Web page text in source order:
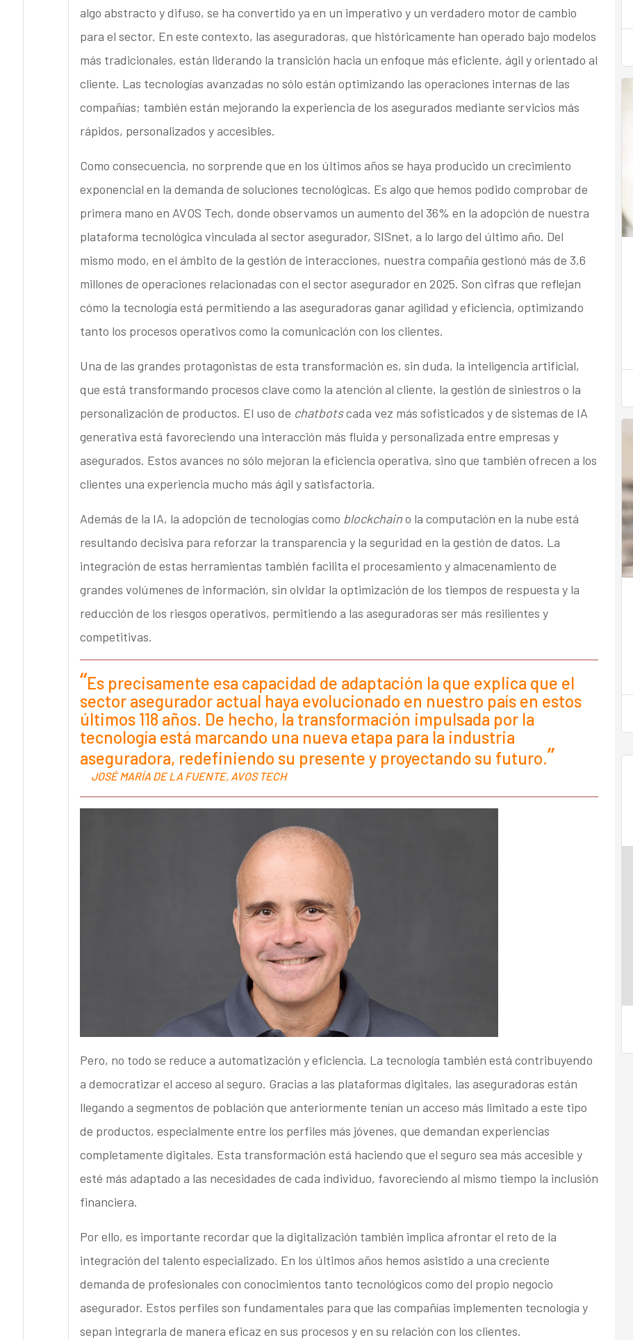
algo abstracto y difuso, se ha convertido ya en un imperativo y un verdadero motor de cambio
para el sector. En este contexto, las aseguradoras, que históricamente han operado bajo modelos
más tradicionales, están liderando la transición hacia un enfoque más eficiente, ágil y orientado al
cliente. Las tecnologías avanzadas no sólo están optimizando las operaciones internas de las
compañías; también están mejorando la experiencia de los asegurados mediante servicios más
rápidos, personalizados y accesibles.
Como consecuencia, no sorprende que en los últimos años se haya producido un crecimiento
exponencial en la demanda de soluciones tecnológicas. Es algo que hemos podido comprobar de
primera mano en AVOS Tech, donde observamos un aumento del 36% en la adopción de nuestra
plataforma tecnológica vinculada al sector asegurador, SISnet, a lo largo del último año. Del
mismo modo, en el ámbito de la gestión de interacciones, nuestra compañía gestionó más de 3,6
millones de operaciones relacionadas con el sector asegurador en 2025. Son cifras que reflejan
cómo la tecnología está permitiendo a las aseguradoras ganar agilidad y eficiencia, optimizando
tanto los procesos operativos como la comunicación con los clientes.
Una de las grandes protagonistas de esta transformación es, sin duda, la inteligencia artificial,
que está transformando procesos clave como la atención al cliente, la gestión de siniestros o la
personalización de productos. El uso de chatbotscada vez más sofisticados y de sistemas de IA
generativa está favoreciendo una interacción más fluida y personalizada entre empresas y
asegurados. Estos avances no sólo mejoran la eficiencia operativa, sino que también ofrecen a los
clientes una experiencia mucho más ágil y satisfactoria.
Además de la IA, la adopción de tecnologías como blockchaino la computación en la nube está
resultando decisiva para reforzar la transparencia y la seguridad en la gestión de datos. La
integración de estas herramientas también facilita el procesamiento y almacenamiento de
grandes volúmenes de información, sin olvidar la optimización de los tiempos de respuesta y la
reducción de los riesgos operativos, permitiendo a las aseguradoras ser más resilientes y
competitivas.
Es precisamente esa capacidad de adaptación la que explica que el
sector asegurador actual haya evolucionado en nuestro país en estos
últimos 118 años. De hecho, la transformación impulsada por la
tecnología está marcando una nueva etapa para la industria
aseguradora, redefiniendo su presente y proyectando su futuro.
JOSÉ MARÍA DE LA FUENTE, AVOS TECH
Pero, no todo se reduce a automatización y eficiencia. La tecnología también está contribuyendo
a democratizar el acceso al seguro. Gracias a las plataformas digitales, las aseguradoras están
llegando a segmentos de población que anteriormente tenían un acceso más limitado a este tipo
de productos, especialmente entre los perfiles más jóvenes, que demandan experiencias
completamente digitales. Esta transformación está haciendo que el seguro sea más accesible y
esté más adaptado a las necesidades de cada individuo, favoreciendo al mismo tiempo la inclusión
financiera.
Por ello, es importante recordar que la digitalización también implica afrontar el reto de la
integración del talento especializado. En los últimos años hemos asistido a una creciente
demanda de profesionales con conocimientos tanto tecnológicos como del propio negocio
asegurador. Estos perfiles son fundamentales para que las compañías implementen tecnología y
sepan integrarla de manera eficaz en sus procesos y en su relación con los clientes.